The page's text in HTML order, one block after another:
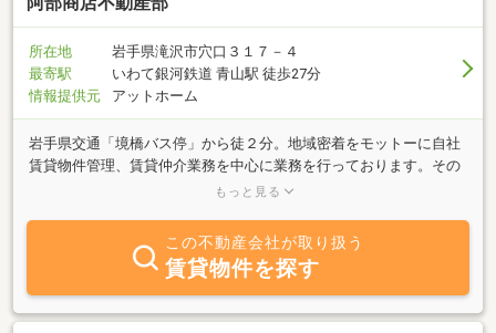
所在地
岩手県滝沢市穴口３１７－４
最寄駅
いわて銀河鉄道 青山駅 徒歩27分
情報提供元
アットホーム
岩手県交通「境橋バス停」から徒２分。地域密着をモットーに自社
賃貸物件管理、賃貸仲介業務を中心に業務を行っております。その
他にも、パソコンオンライン検索での物件探しなど、お客様のご要
ご相談や、AFPとしてファイナンシャルプランナー業務も行いま
す。お気軽にお電話、メールにてお問合せください。
もっと見る
この不動産会社が取り扱う
賃貸物件を探す